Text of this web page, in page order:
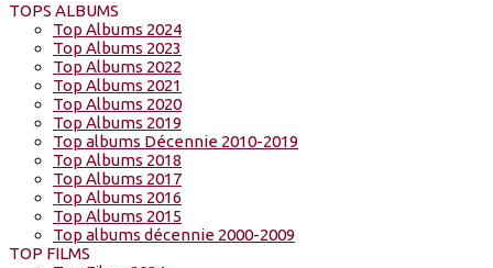
TOPS ALBUMS
Top Albums 2024
Top Albums 2023
Top Albums 2022
Top Albums 2021
Top Albums 2020
Top Albums 2019
Top albums Décennie 2010-2019
Top Albums 2018
Top Albums 2017
Top Albums 2016
Top Albums 2015
Top albums décennie 2000-2009
TOP FILMS